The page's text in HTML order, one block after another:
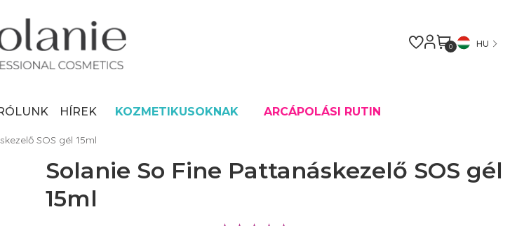
0 HU
HÍREK KOZMETIKUSOKNAK ARCÁPOLÁSI RUTIN
SOS gél 15ml
Solanie So Fine Pattanáskezelő SOS gél
15ml